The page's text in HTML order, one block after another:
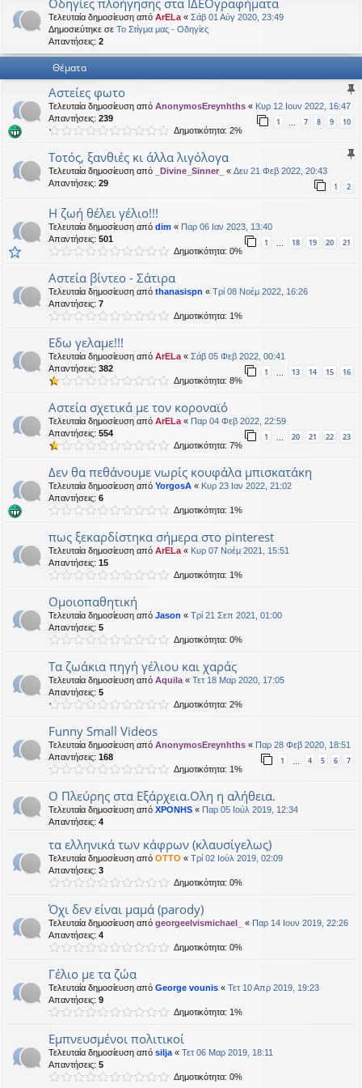
εις
Οδηγίες πλοήγησης στα ΙΔΕΟγραφήματα
Τελευταία δημοσίευση από ArELa « Σάβ 01 Αύγ 2020, 23:49
Δημοσιεύτηκε σε Το Στίγμα μας - Οδηγίες
Απαντήσεις: 2
Θέματα
Αστείες φωτο
Τελευταία δημοσίευση από AnonymosEreynhths « Κυρ 12 Ιουν 2022, 16:47
Απαντήσεις: 239 1 … 7 8 9 10
Δημοτικότητα: 2%
Tοτός, ξανθιές κι άλλα λιγόλογα
Τελευταία δημοσίευση από _Divine_Sinner_ « Δευ 21 Φεβ 2022, 20:43
Απαντήσεις: 29 1 2
Η ζωή θέλει γέλιο!!!
Τελευταία δημοσίευση από dim « Παρ 06 Ιαν 2023, 13:40
Απαντήσεις: 501 1 … 18 19 20 21
Δημοτικότητα: 0%
Αστεία βίντεο - Σάτιρα
Τελευταία δημοσίευση από thanasispn « Τρί 08 Νοέμ 2022, 16:26
Απαντήσεις: 7
Δημοτικότητα: 1%
Εδω γελαμε!!!
Τελευταία δημοσίευση από ArELa « Σάβ 05 Φεβ 2022, 00:41
Απαντήσεις: 382 1 … 13 14 15 16
Δημοτικότητα: 8%
Αστεία σχετικά με τον κοροναϊό
Τελευταία δημοσίευση από ArELa « Παρ 04 Φεβ 2022, 22:59
Απαντήσεις: 554 1 … 20 21 22 23
Δημοτικότητα: 7%
Δεν θα πεθάνουμε νωρίς κουφάλα μπισκατάκη
Τελευταία δημοσίευση από YorgosA « Κυρ 23 Ιαν 2022, 21:02
Απαντήσεις: 6
Δημοτικότητα: 1%
πως ξεκαρδίστηκα σήμερα στο pinterest
Τελευταία δημοσίευση από ArELa « Κυρ 07 Νοέμ 2021, 15:51
Απαντήσεις: 15
Δημοτικότητα: 1%
Ομοιοπαθητική
Τελευταία δημοσίευση από Jason « Τρί 21 Σεπ 2021, 01:00
Απαντήσεις: 5
Δημοτικότητα: 0%
Τα ζωάκια πηγή γέλιου και χαράς
Τελευταία δημοσίευση από Aquila « Τετ 18 Μαρ 2020, 17:05
Απαντήσεις: 5
Δημοτικότητα: 2%
Funny Small Videos
Τελευταία δημοσίευση από AnonymosEreynhths « Παρ 28 Φεβ 2020, 18:51
Απαντήσεις: 168 1 … 4 5 6 7
Δημοτικότητα: 1%
Ο Πλεύρης στα Εξάρχεια.Ολη η αλήθεια.
Τελευταία δημοσίευση από XPONHS « Παρ 05 Ιούλ 2019, 12:34
Απαντήσεις: 4
τα ελληνικά των κάφρων (κλαυσίγελως)
Τελευταία δημοσίευση από OTTO « Τρί 02 Ιούλ 2019, 02:09
Απαντήσεις: 3
Δημοτικότητα: 0%
Όχι δεν είναι μαμά (parody)
Τελευταία δημοσίευση από georgeelvismichael_ « Παρ 14 Ιουν 2019, 22:26
Απαντήσεις: 4
Δημοτικότητα: 0%
Γέλιο με τα ζώα
Τελευταία δημοσίευση από George vounis « Τετ 10 Απρ 2019, 19:23
Απαντήσεις: 9
Δημοτικότητα: 1%
Εμπνευσμένοι πολιτικοί
Τελευταία δημοσίευση από silja « Τετ 06 Μαρ 2019, 18:11
Απαντήσεις: 5
Δημοτικότητα: 0%